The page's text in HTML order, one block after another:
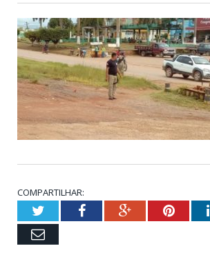
COMPARTILHAR:
TwitterFacebookGoogle+
Email